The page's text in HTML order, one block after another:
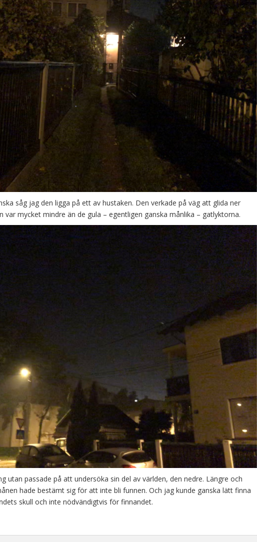
såg jag den ligga på ett av hustaken. Den verkade på väg att glida ner
var mycket mindre än de gula – egentligen ganska månlika – gatlyktorna.
utan passade på att undersöka sin del av världen, den nedre. Längre och
hade bestämt sig för att inte bli funnen. Och jag kunde ganska lätt finna
skull och inte nödvändigtvis för finnandet.